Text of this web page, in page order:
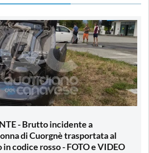
- Brutto incidente a
di Cuorgnè trasportata al
codice rosso - FOTO e VIDEO